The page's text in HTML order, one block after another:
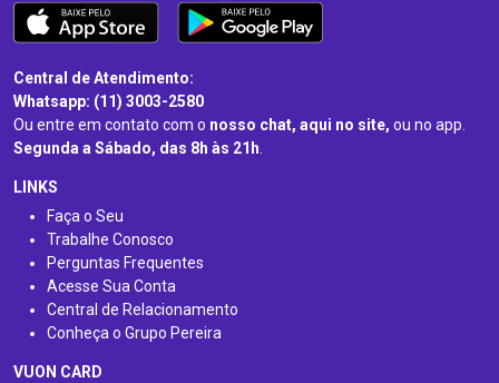
Central de Atendimento:
Whatsapp: (11) 3003-2580
Ou entre em contato com o nosso chat, aqui no site, ou no app.
Segunda a Sábado, das 8h às 21h.
LINKS
Faça o Seu
Trabalhe Conosco
Perguntas Frequentes
Acesse Sua Conta
Central de Relacionamento
Conheça o Grupo Pereira
VUON CARD